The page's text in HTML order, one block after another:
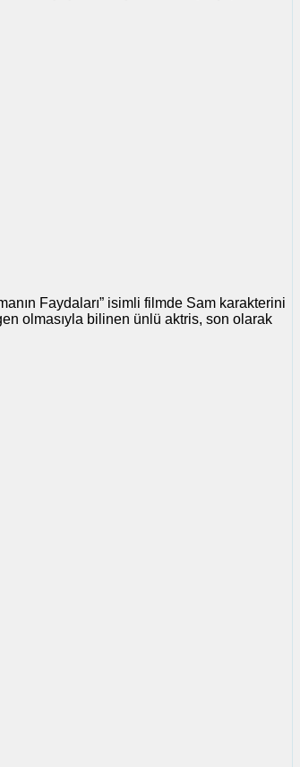
Faydaları” isimli filmde Sam karakterini
olmasıyla bilinen ünlü aktris, son olarak